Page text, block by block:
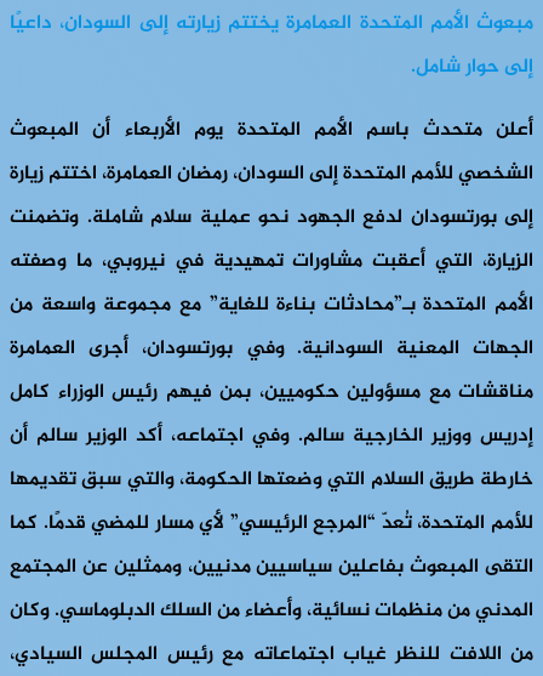
مبعوث الأمم المتحدة العمامرة يختتم زيارته إلى السودان، داعيًا
إلى حوار شامل.
أعلن متحدث باسم الأمم المتحدة يوم الأربعاء أن المبعوث
الشخصي للأمم المتحدة إلى السودان، رمضان العمامرة، اختتم زيارة
إلى بورتسودان لدفع الجهود نحو عملية سلام شاملة. وتضمنت
الزيارة، التي أعقبت مشاورات تمهيدية في نيروبي، ما وصفته
الأمم المتحدة بـ”محادثات بناءة للغاية” مع مجموعة واسعة من
الجهات المعنية السودانية. وفي بورتسودان، أجرى العمامرة
مناقشات مع مسؤولين حكوميين، بمن فيهم رئيس الوزراء كامل
إدريس ووزير الخارجية سالم. وفي اجتماعه، أكد الوزير سالم أن
خارطة طريق السلام التي وضعتها الحكومة، والتي سبق تقديمها
للأمم المتحدة، تُعدّ “المرجع الرئيسي” لأي مسار للمضي قدمًا. كما
التقى المبعوث بفاعلين سياسيين مدنيين، وممثلين عن المجتمع
المدني من منظمات نسائية، وأعضاء من السلك الدبلوماسي. وكان
من اللافت للنظر غياب اجتماعاته مع رئيس المجلس السيادي،